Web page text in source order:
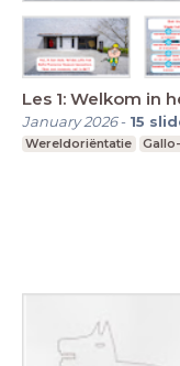
Les 1: Welkom in
January 2026- 15
Wereldoriëntatie